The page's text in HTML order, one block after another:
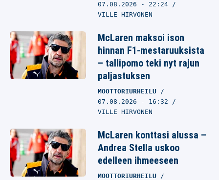
07.08.2026 - 22:24
VILLE HIRVONEN
McLaren maksoi ison
hinnan F1-mestaruuksista
– tallipomo teki nyt rajun
paljastuksen
MOOTTORIURHEILU
07.08.2026 - 16:32
VILLE HIRVONEN
McLaren konttasi alussa –
Andrea Stella uskoo
edelleen ihmeeseen
MOOTTORIURHEILU